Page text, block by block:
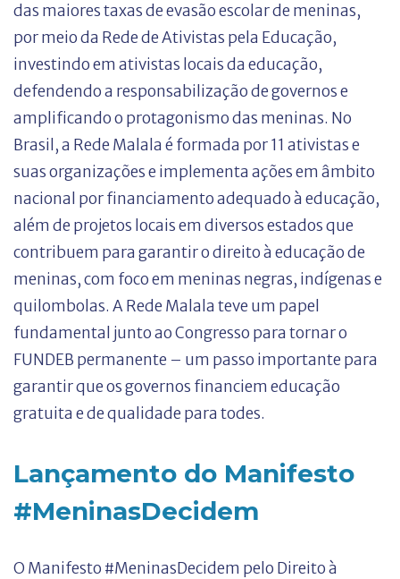
das maiores taxas de evasão escolar de meninas,
por meio da Rede de Ativistas pela Educação,
investindo em ativistas locais da educação,
defendendo a responsabilização de governos e
amplificando o protagonismo das meninas. No
Brasil, a Rede Malala é formada por 11 ativistas e
suas organizações e implementa ações em âmbito
nacional por financiamento adequado à educação,
além de projetos locais em diversos estados que
contribuem para garantir o direito à educação de
meninas, com foco em meninas negras, indígenas e
quilombolas. A Rede Malala teve um papel
fundamental junto ao Congresso para tornar o
FUNDEB permanente – um passo importante para
garantir que os governos financiem educação
gratuita e de qualidade para todes.
Lançamento do Manifesto
#MeninasDecidem
O Manifesto #MeninasDecidem pelo Direito à